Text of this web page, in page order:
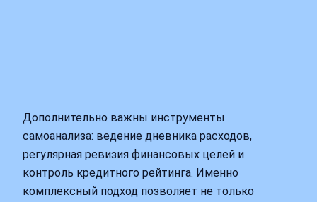
Дополнительно важны инструменты
самоанализа: ведение дневника расходов,
регулярная ревизия финансовых целей и
контроль кредитного рейтинга. Именно
комплексный подход позволяет не только